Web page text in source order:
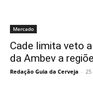
Mercado
Cade limita veto
da Ambev a
Redação Guia da Cerveja -